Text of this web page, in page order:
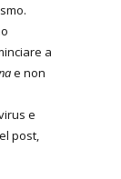
a
e non
e
post,